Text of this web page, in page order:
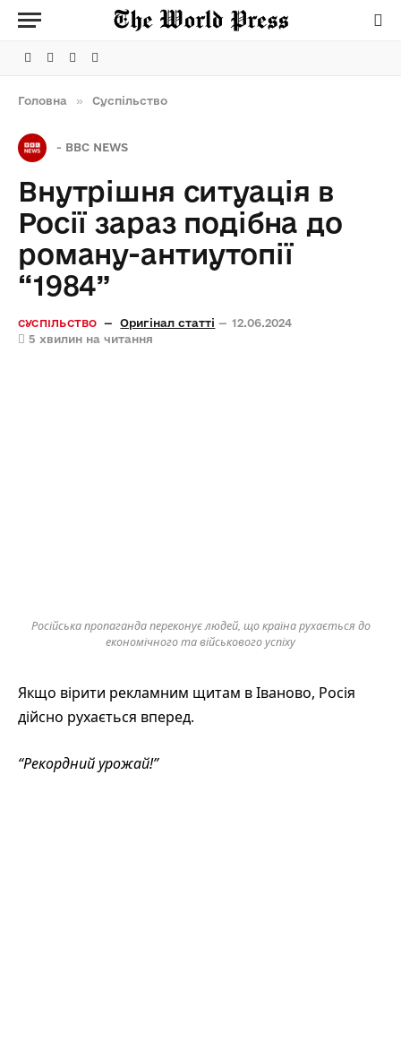
Facebook
Telegram
Instagram
X
Головна » Суспільство
- BBC NEWS
Внутрішня ситуація в
Росії зараз подібна до
роману-антиутопії
“1984”
СУСПІЛЬСТВО Оригінал статті
12.06.2024
5 хвилин на читання
Російська пропаганда переконує людей, що країна рухається до
економічного та військового успіху
Якщо вірити рекламним щитам в Іваново, Росія
дійсно рухається вперед.
“Рекордний урожай!”